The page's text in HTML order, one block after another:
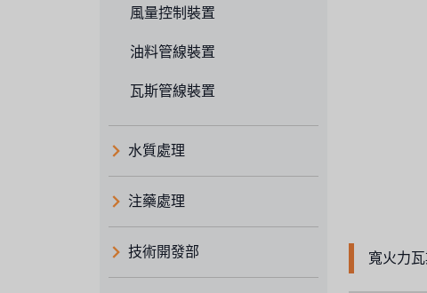
風量控制裝置
油料管線裝置
瓦斯管線裝置
水質處理
注藥處理
技術開發部 寬火力